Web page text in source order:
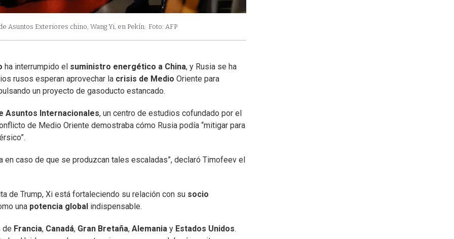
Exteriores chino, Wang Yi, en Pekín. Foto: AFP
ha interrumpido el suministro energético a China, y Rusia se ha
rusos esperan aprovechar la crisis de Medio Oriente para
un proyecto de gasoducto estancado.
Asuntos Internacionales, un centro de estudios cofundado por el
de Medio Oriente demostraba cómo Rusia podía “mitigar para
en caso de que se produzcan tales escaladas”, declaró Timofeev el
de Trump, Xi está fortaleciendo su relación con su socio
una potencia global indispensable.
de Francia, Canadá, Gran Bretaña, Alemania y Estados Unidos.